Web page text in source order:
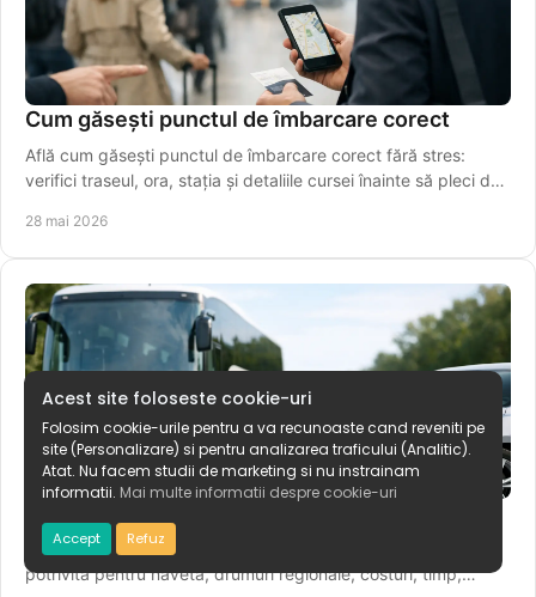
Cum găsești punctul de îmbarcare corect
Află cum găsești punctul de îmbarcare corect fără stres:
verifici traseul, ora, stația și detaliile cursei înainte să pleci de
28 mai 2026
Autocar sau masina personala? Afla ce varianta este mai
potrivita pentru naveta, drumuri regionale, costuri, timp,
Acest site foloseste cookie-uri
Folosim cookie-urile pentru a va recunoaste cand reveniti pe
site (Personalizare) si pentru analizarea traficului (Analitic).
Atat. Nu facem studii de marketing si nu instrainam
informatii. Mai multe informatii despre cookie-uri
Accept Refuz